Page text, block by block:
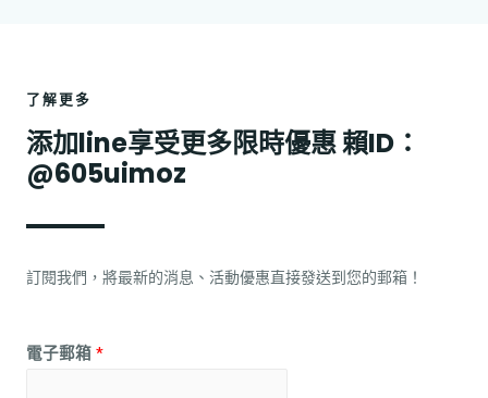
了解更多
添加line享受更多限時優惠 賴ID：
@605uimoz
訂閱我們，將最新的消息、活動優惠直接發送到您的郵箱！
電子郵箱 *